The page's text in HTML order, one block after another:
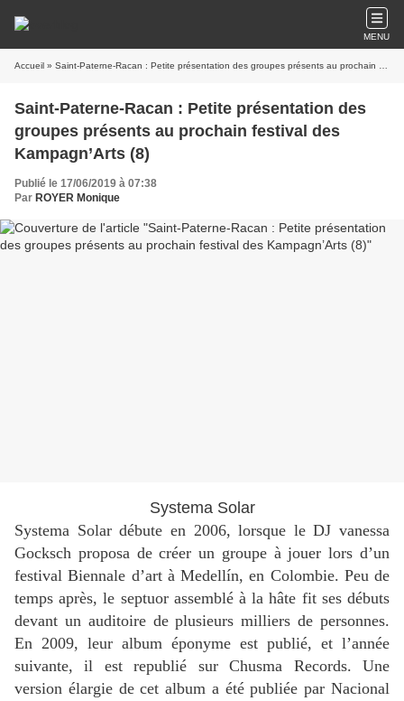
MENU
Accueil » Saint-Paterne-Racan : Petite présentation des groupes présents au prochain festival des Kampagn’Arts (8)
Saint-Paterne-Racan : Petite présentation des
groupes présents au prochain festival des
Kampagn’Arts (8)
Publié le 17/06/2019 à 07:38
Par ROYER Monique
Systema Solar
Systema Solar débute en 2006, lorsque le DJ vanessa
Gocksch proposa de créer un groupe à jouer lors d’un
festival Biennale d’art à Medellín, en Colombie. Peu de
temps après, le septuor assemblé à la hâte fit ses débuts
devant un auditoire de plusieurs milliers de personnes.
En 2009, leur album éponyme est publié, et l’année
suivante, il est republié sur Chusma Records. Une
version élargie de cet album a été publiée par Nacional